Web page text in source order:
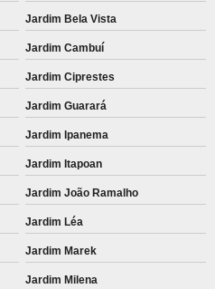
Jardim Bela Vista
Jardim Cambuí
Jardim Ciprestes
Jardim Guarará
Jardim Ipanema
Jardim Itapoan
Jardim João Ramalho
Jardim Léa
Jardim Marek
Jardim Milena